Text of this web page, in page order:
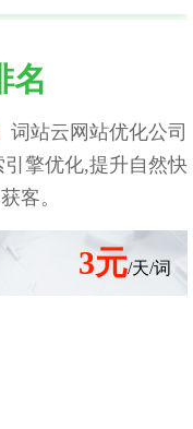
名
词站云网站优化公司
擎优化,提升自然快
客。
3元/天/词